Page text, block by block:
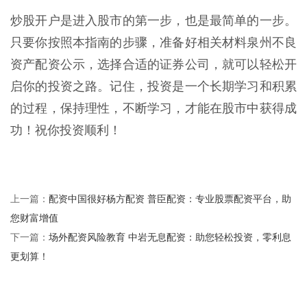
炒股开户是进入股市的第一步，也是最简单的一步。
只要你按照本指南的步骤，准备好相关材料泉州不良
资产配资公示，选择合适的证券公司，就可以轻松开
启你的投资之路。记住，投资是一个长期学习和积累
的过程，保持理性，不断学习，才能在股市中获得成
功！祝你投资顺利！
上一篇： 配资中国很好杨方配资 普臣配资：专业股票配资平台，助
您财富增值
下一篇： 场外配资风险教育 中岩无息配资：助您轻松投资，零利息
更划算！